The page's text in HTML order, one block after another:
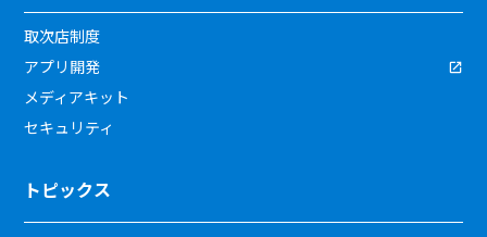
取次店制度
アプリ開発
メディアキット
セキュリティ
トピックス